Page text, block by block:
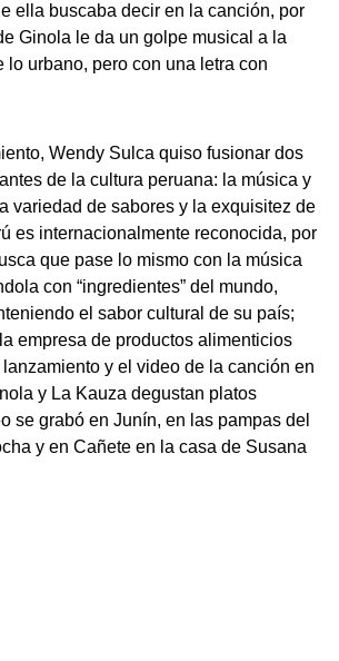
ella buscaba decir en la canción, por
Ginola le da un golpe musical a la
lo urbano, pero con una letra con
Wendy Sulca quiso fusionar dos
de la cultura peruana: la música y
variedad de sabores y la exquisitez de
es internacionalmente reconocida, por
que pase lo mismo con la música
con “ingredientes” del mundo,
el sabor cultural de su país;
empresa de productos alimenticios
y el video de la canción en
y La Kauza degustan platos
se grabó en Junín, en las pampas del
y en Cañete en la casa de Susana